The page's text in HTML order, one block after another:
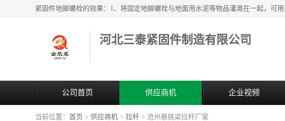
河北三泰紧固件制造有限公司
公司首页 供应商机 企业视频
当前位置： 首页 > 供应商机 > 拉杆 > 沧州悬挑梁拉杆厂家